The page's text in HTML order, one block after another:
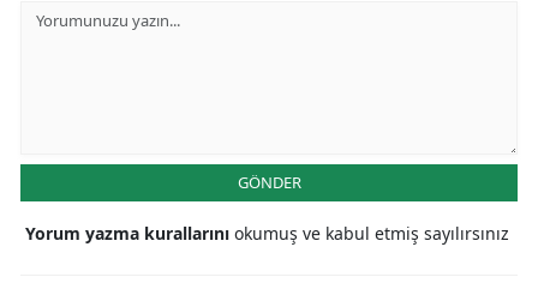
Kars
GÖNDER
Yorum yazma kurallarını okumuş ve kabul etmiş sayılırsınız